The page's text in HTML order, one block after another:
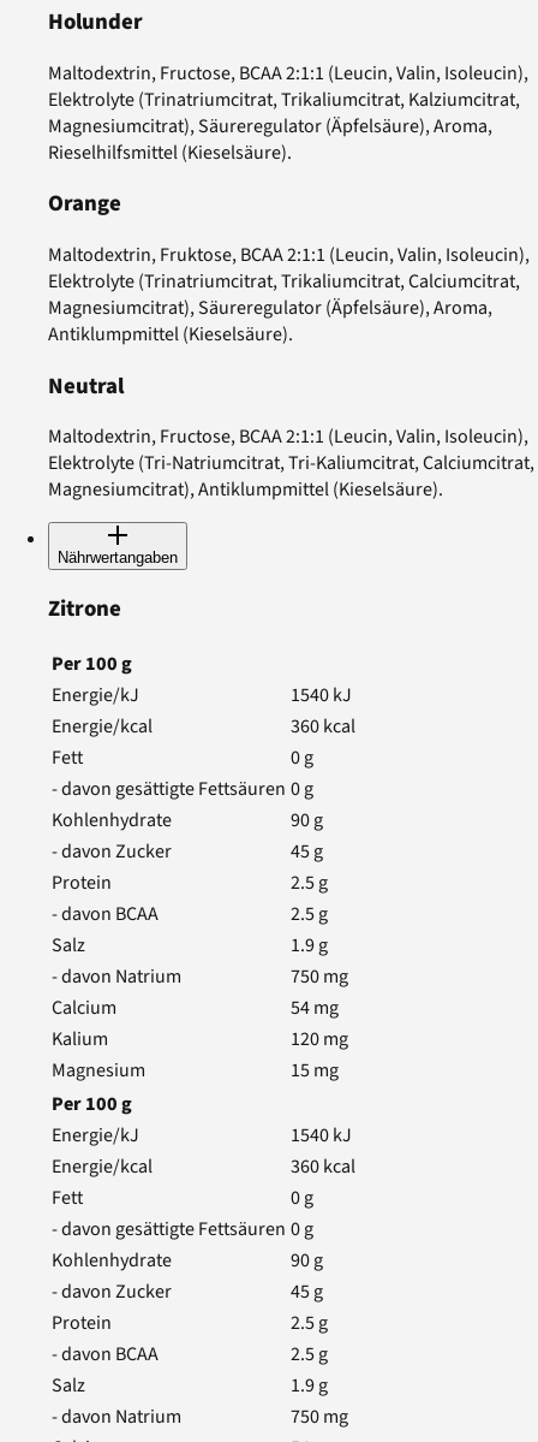
Holunder
Maltodextrin, Fructose, BCAA 2:1:1 (Leucin, Valin, Isoleucin),
Elektrolyte (Trinatriumcitrat, Trikaliumcitrat, Kalziumcitrat,
Magnesiumcitrat), Säureregulator (Äpfelsäure), Aroma,
Rieselhilfsmittel (Kieselsäure).
Orange
Maltodextrin, Fruktose, BCAA 2:1:1 (Leucin, Valin, Isoleucin),
Elektrolyte (Trinatriumcitrat, Trikaliumcitrat, Calciumcitrat,
Magnesiumcitrat), Säureregulator (Äpfelsäure), Aroma,
Antiklumpmittel (Kieselsäure).
Neutral
Maltodextrin, Fructose, BCAA 2:1:1 (Leucin, Valin, Isoleucin),
Elektrolyte (Tri-Natriumcitrat, Tri-Kaliumcitrat, Calciumcitrat,
Magnesiumcitrat), Antiklumpmittel (Kieselsäure).
Nährwertangaben
Zitrone
Per100g
Energie/kJ
1540kJ
Energie/kcal
360kcal
Fett
0g
- davon gesättigte Fettsäuren 0g
Kohlenhydrate
90g
- davon Zucker
45g
Protein
2.5g
- davon BCAA
2.5g
Salz
1.9g
- davon Natrium
750mg
Calcium
54mg
Kalium
120mg
Magnesium
15mg
Per100g
Energie/kJ
1540kJ
Energie/kcal
360kcal
Fett
0g
- davon gesättigte Fettsäuren 0g
Kohlenhydrate
90g
- davon Zucker
45g
Protein
2.5g
- davon BCAA
2.5g
Salz
1.9g
- davon Natrium
750mg